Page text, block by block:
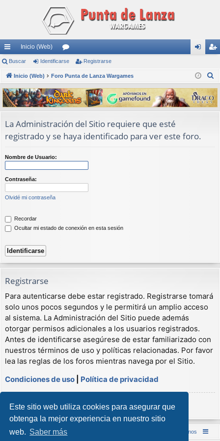
Este sitio web utiliza cookies para asegurar que
obtenga la mejor experiencia en nuestro sitio
web. Saber más
nl
ac
es
rá
pi
do
Inicio (Web)
or
os nti
fic
ar
ist
ra
rs
Buscar Identificarse Registrarse
Inicio (Web) Foro Punta de Lanza Wargames
s
c
La Administración del Sitio requiere que esté
registrado y se haya identificado para ver este foro.
Nombre de Usuario:
Contraseña:
Olvidé mi contraseña
Recordar
Ocultar mi estado de conexión en esta sesión
Registrarse
Para autenticarse debe estar registrado. Registrarse tomará
solo unos pocos segundos y le permitirá un amplio acceso
al sistema. La Administración del Sitio puede además
otorgar permisos adicionales a los usuarios registrados.
Antes de identificarse asegúrese de estar familiarizado con
nuestros términos de uso y políticas relacionadas. Por favor
lea las reglas de los foros mientras navega por el Sitio.
Condiciones de uso
Política de privacidad
Registrarse
Inicio (Web) Foro Punta de Lanza Wargames Contáctenos